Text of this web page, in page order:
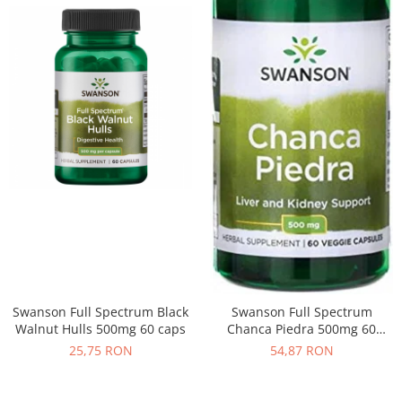
Swanson Full Spectrum Black
Walnut Hulls 500mg 60 caps
25,75 RON
Swanson Full Spectrum
Chanca Piedra 500mg 60
vcaps
54,87 RON